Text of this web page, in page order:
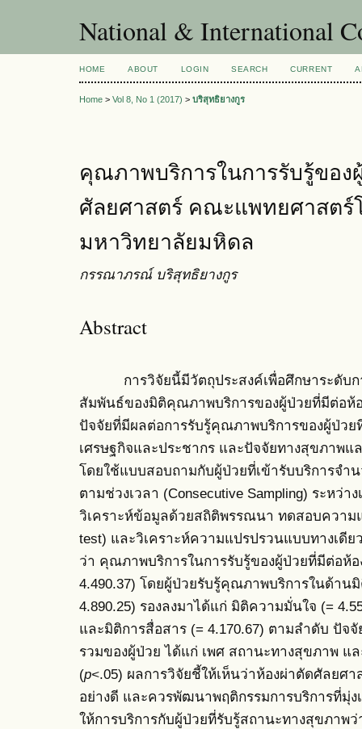
National & International
HOME ABOUT LOGIN SEARCH CURRENT
Home > Vol 8, No 1 (2017) > บริสุทธิยางกูร
คุณภาพบริการในการรับรู้ขอ
ศัลยศาสตร์ คณะแพทยศาสตร์
มหาวิทยาลัยมหิดล
กรรณาภรณ์ บริสุทธิยางกูร
Abstract
การวิจัยนี้มีวัตถุประสงค์เพื่อศึกษาระดับก
สัมพันธ์ของมิติคุณภาพบริการของผู้ป่วยที่มีต่อห้
ปัจจัยที่มีผลต่อการรับรู้คุณภาพบริการของผู้ป่ว
เศรษฐกิจและประชากร และปัจจัยทางสุขภาพแ
โดยใช้แบบสอบถามกับผู้ป่วยที่เข้ารับบริการจำ
ตามช่วงเวลา (Consecutive Sampling) ระหว่
วิเคราะห์ข้อมูลด้วยสถิติพรรณนา ทดสอบความ
test) และวิเคราะห์ความแปรปรวนแบบทางเดีย
ว่า คุณภาพบริการในการรับรู้ของผู้ป่วยที่มีต่อห้
4.490.37) โดยผู้ป่วยรับรู้คุณภาพบริการในด้าน
4.890.25) รองลงมาได้แก่ มิติความมั่นใจ (=
และมิติการสื่อสาร (= 4.170.67) ตามลำดับ ปั
รวมของผู้ป่วย ได้แก่ เพศ สถานะทางสุขภาพ แ
(p<.05) ผลการวิจัยชี้ให้เห็นว่าห้องผ่าตัดศัลยศ
อย่างดี และควรพัฒนาพฤติกรรมการบริการที่มุ่ง
ให้การบริการกับผู้ป่วยที่รับรู้สถานะทางสุขภาพ